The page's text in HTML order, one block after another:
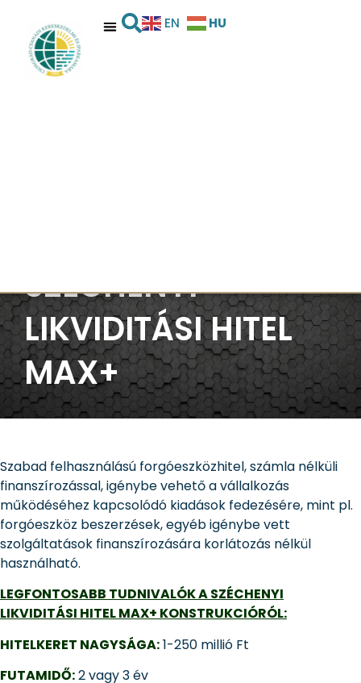
EN HU
SZÉCHENYI
LIKVIDITÁSI HITEL
MAX+
Szabad felhasználású forgóeszközhitel, számla nélküli
finanszírozással, igénybe vehető a vállalkozás
működéséhez kapcsolódó kiadások fedezésére, mint pl.
forgóeszköz beszerzések, egyéb igénybe vett
szolgáltatások finanszírozására korlátozás nélkül
használható.
LEGFONTOSABB TUDNIVALÓK A SZÉCHENYI
LIKVIDITÁSI HITEL MAX+ KONSTRUKCIÓRÓL:
HITELKERET NAGYSÁGA:1-250 millió Ft
FUTAMIDŐ:2 vagy 3 év